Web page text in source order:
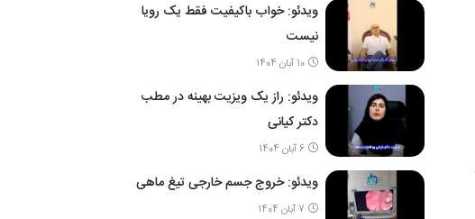
ویدئو: خواب باکیفیت فقط یک رویا
نیست
10 آبان 1404
ویدئو: راز یک ویزیت بهینه در مطب
دکتر کیانی
6 آبان 1404
ویدئو: خروج جسم خارجی تیغ ماهی
7 آبان 1404